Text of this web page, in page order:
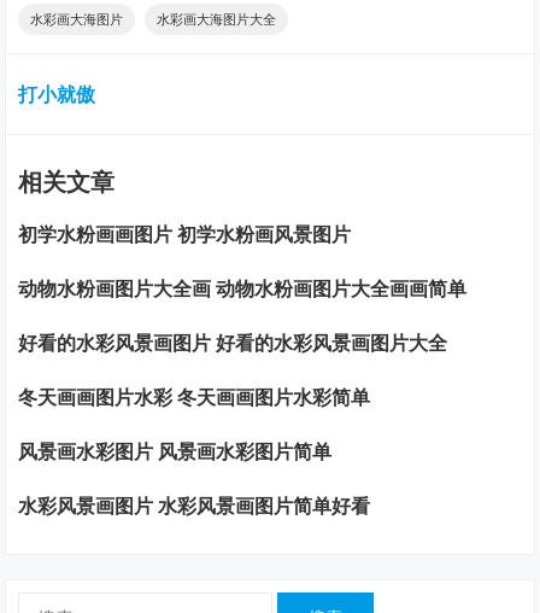
水彩画大海图片 水彩画大海图片大全
打小就傲
相关文章
初学水粉画画图片 初学水粉画风景图片
动物水粉画图片大全画 动物水粉画图片大全画画简单
好看的水彩风景画图片 好看的水彩风景画图片大全
冬天画画图片水彩 冬天画画图片水彩简单
风景画水彩图片 风景画水彩图片简单
水彩风景画图片 水彩风景画图片简单好看